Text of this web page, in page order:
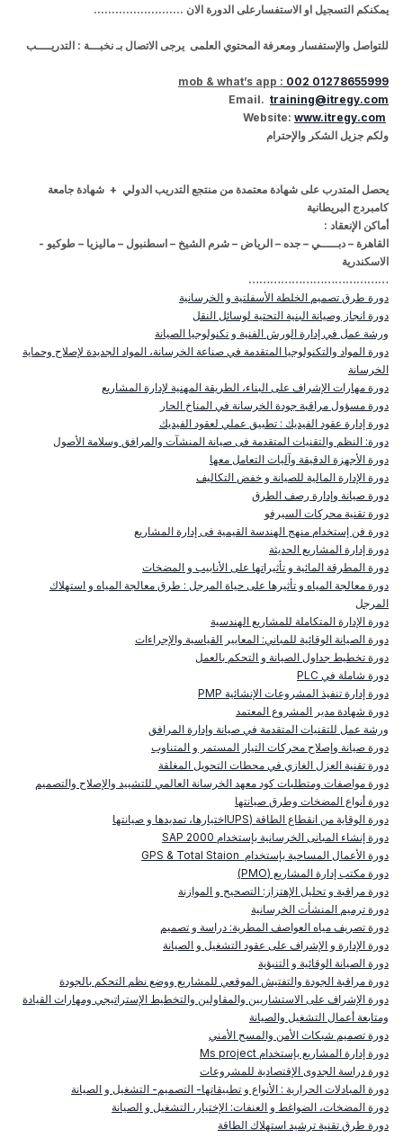
يمكنكم التسجيل او الاستفسارعلى الدورة الان .........................
للتواصل والإستفسار ومعرفة المحتوي العلمى يرجى الاتصال بـ نخبـــة : التدريــــب
mob & what’s app : 002 01278655999
Email . training@itregy.com
:www.itregy.com
ولكم جزيل الشكر والإحترام
يحصل المتدرب على شهادة معتمدة من منتجع التدريب الدولي + شهادة جامعة
كامبردج البريطانية
أماكن الإنعقاد :
القاهرة – دبـــــي – جده – الرياض – شرم الشيخ – اسطنبول – ماليزيا – طوكيو -
الاسكندرية
…………………………………
دورة طرق تصميم الخلطة الأسفلتية و الخرسانية
دورة انجاز وصيانة البنية التحتية لوسائل النقل
ورشة عمل في إدارة الورش الفنية و تكنولوجيا الصيانة
دورة المواد والتكنولوجيا المتقدمة في صناعة الخرسانة، المواد الجديدة لإصلاح وحماية
الخرسانة
دورة مهارات الإشراف على البناء، الطريقة المهنية لإدارة المشاريع
دورة مسؤول مراقبة جودة الخرسانة في المناخ الحار
دورة إدارة عقود الفيديك : تطبيق عملي لعقود الفيديك
دورة: النظم والتقنيات المتقدمة فى صيانة المنشآت والمرافق وسلامة الأصول
دورة الأجهزة الدقيقة وآليات التعامل معها
دورة الإدارة المالية للصيانة و خفض التكاليف
دورة صيانة وإدارة رصف الطرق
دورة تقنية محركات السيرفو
دورة فن إستخدام منهج الهندسة القيمية فى إدارة المشاريع
دورة إدارة المشاريع الحديثة
دورة المطرقة المائية و تأثيراتها على الأنابيب و المضخات
دورة معالجة المياه و تأثيرها على حياة المرجل : طرق معالجة المياه و استهلاك
المرجل
دورة الإدارة المتكاملة للمشاريع الهندسية
دورة الصيانة الوقائية للمباني: المعايير القياسية والإجراءات
دورة تخطيط جداول الصيانة و التحكم بالعمل
دورة شاملة في PLC
دورة إدارة تنفيذ المشروعات الإنشائية PMP
دورة شهادة مدير المشروع المعتمد
ورشة عمل للتقنيات المتقدمة في صيانة وإدارة المرافق
دورة صيانة وإصلاح محركات التيار المستمر و المتناوب
دورة تقنية العزل الغازي في محطات التحويل المغلقة
دورة مواصفات ومتطلبات كود معهد الخرسانة العالمي للتشييد والإصلاح والتصميم
دورة أنواع المضخات وطرق صيانتها
دورة الوقاية من انقطاع الطاقة ( UPSاختيارها، تمديدها و صيانتها
دورة إنشاء المبانى الخرسانية بإستخدام SAP 2000
دورة الأعمال المساحية بإستخدام Total Staion
&
GPS
دورة مكتب إدارة المشاريع ( PMO
)
دورة مراقبة و تحليل الإهتزاز: التصحيح و الموازنة
دورة ترميم المنشأت الخرسانية
دورة تصريف مياه العواصف المطرية: دراسة و تصميم
دورة الإدارة و الإشراف على عقود التشغيل و الصيانة
دورة الصيانة الوقائية و التنبؤية
دورة مراقبة الجودة والتفتيش الموقعي للمشاريع ووضع نظم التحكم بالجودة
دورة الإشراف على الاستشاريين والمقاولين والتخطيط الإستراتيجي ومهارات القيادة
ومتابعة أعمال التشغيل والصيانة
دورة تصميم شبكات الأمن والمسح الأمني
دورة إدارة المشاريع بإستخدام Ms project
دورة دراسة الجدوى الإقتصادية للمشروعات
دورة المبادلات الحرارية : الأنواع و تطبيقاتها- التصميم- التشغيل و الصيانة
دورة المضخات، الضواغط و العنفات: الإختيار، التشغيل و الصيانة
دورة طرق تقنية ترشيد استهلاك الطاقة